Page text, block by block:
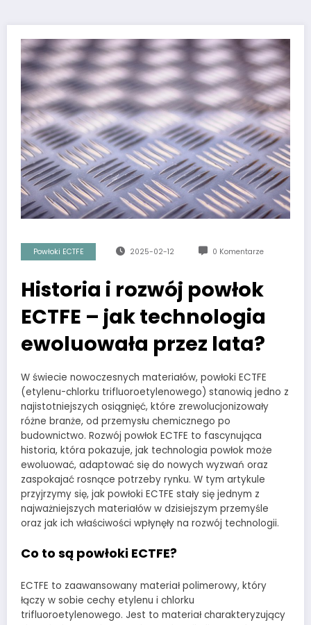
Powłoki ECTFE 2025-02-12 0 Komentarze
Historia i rozwój powłok
ECTFE – jak technologia
ewoluowała przez lata?
W świecie nowoczesnych materiałów, powłoki ECTFE
(etylenu-chlorku trifluoroetylenowego) stanowią jedno z
najistotniejszych osiągnięć, które zrewolucjonizowały
różne branże, od przemysłu chemicznego po
budownictwo. Rozwój powłok ECTFE to fascynująca
historia, która pokazuje, jak technologia powłok może
ewoluować, adaptować się do nowych wyzwań oraz
zaspokajać rosnące potrzeby rynku. W tym artykule
przyjrzymy się, jak powłoki ECTFE stały się jednym z
najważniejszych materiałów w dzisiejszym przemyśle
oraz jak ich właściwości wpłynęły na rozwój technologii.
Co to są powłoki ECTFE?
ECTFE to zaawansowany materiał polimerowy, który
łączy w sobie cechy etylenu i chlorku
trifluoroetylenowego. Jest to materiał charakteryzujący